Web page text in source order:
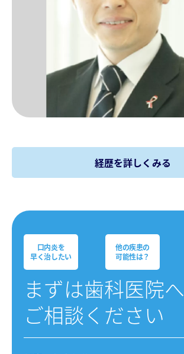
経歴を詳しくみる
口内炎を
早く治したい
他の疾患の
可能性は？
まずは⻭科医院へ
ご相談ください